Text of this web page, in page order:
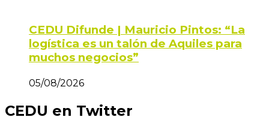
CEDU Difunde | Mauricio Pintos: “La
logística es un talón de Aquiles para
muchos negocios”
05/08/2026
CEDU en Twitter